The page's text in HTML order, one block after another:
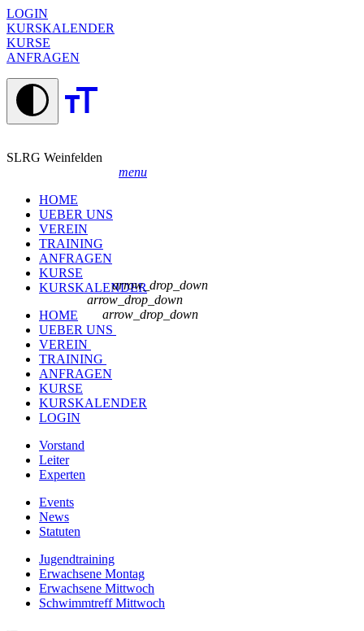
LOGIN
KURSKALENDER
KURSE
ANFRAGEN
SLRG Weinfelden
menu
HOME
UEBER UNS
VEREIN
TRAINING
ANFRAGEN
KURSE
KURSKALENDER
HOME
UEBER UNS
arrow_drop_down
VEREIN
arrow_drop_down
TRAINING
arrow_drop_down
ANFRAGEN
KURSE
KURSKALENDER
LOGIN
Vorstand
Leiter
Experten
Events
News
Statuten
Jugendtraining
Erwachsene Montag
Erwachsene Mittwoch
Schwimmtreff Mittwoch